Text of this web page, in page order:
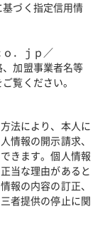
づく指定信用情
ｏ．ｊｐ／
加盟事業者名等
覧ください。
法により、本人に
情報の開示請求、
きます。個人情報
当な理由があると
報の内容の訂正、
者提供の停止に関